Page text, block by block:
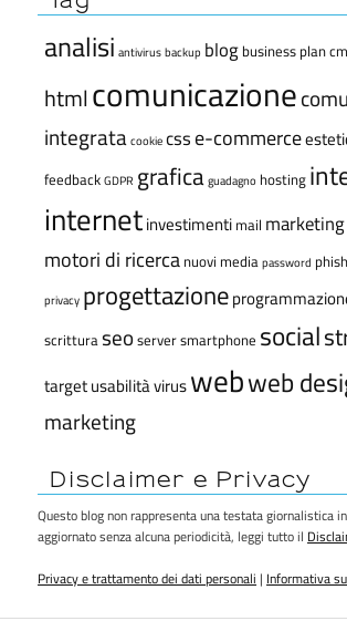
analisi antivirusbackup blogbusiness plan
htmlcomunicazione
integratacookiecsse-commerce
feedbackGDPR graficaguadagno hosting
internetinvestimentimail marketing
motori di ricercanuovi mediapassword
privacy progettazione
scritturaseoserversmartphone social
targetusabilitàviruswebweb
marketing
Disclaimer e Privacy
Questo blog non rappresenta una testata giornalistica
aggiornato senza alcuna periodicità, leggi tutto il
Privacy e trattamento dei dati personali|Informativa